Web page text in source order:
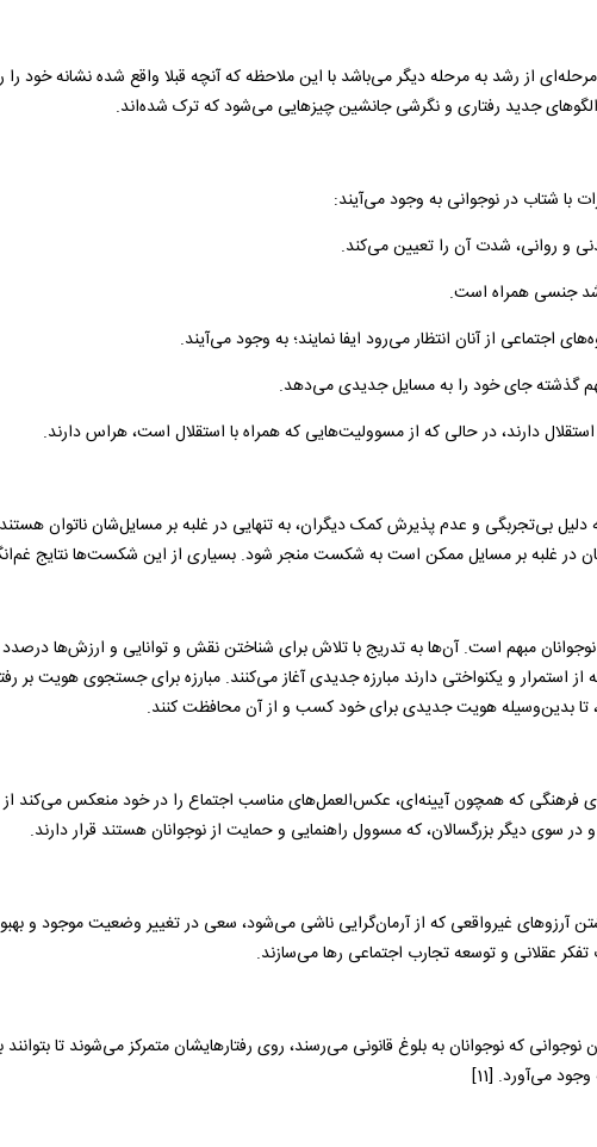
مرحله‌ای از رشد به مرحله دیگر می‌باشد با این ملاحظه که آنچه قبلا واقع شده نشانه خود
جدید رفتاری و نگرشی جانشین چیزهایی می‌شود که ترک شده‌اند.
و روانی، شدت آن را تعیین می‌کند.
جنسی همراه است.
اجتماعی از آنان انتظار می‌رود ایفا نمایند؛ به وجود می‌آیند.
گذشته جای خود را به مسایل جدیدی می‌دهد.
دارند، در حالی که از مسوولیت‌هایی که همراه با استقلال است، هراس دارند.
به دلیل بی‌تجربگی و عدم پذیرش کمک دیگران، به تنهایی در غلبه بر مسایل‌شان ناتوان
در غلبه بر مسایل ممکن است به شکست منجر شود. بسیاری از این شکست‌ها نتایج
نوجوانان مبهم است. آن‌ها به تدریج با تلاش برای شناختن نقش و توانایی و ارزش‌ها
و یکنواختی دارند مبارزه جدیدی آغاز می‌کنند. مبارزه برای جستجوی هویت بر
تا بدین‌وسیله هویت جدیدی برای خود کسب و از آن محافظت کنند.
فرهنگی که همچون آیینه‌ای، عکس‌العمل‌های مناسب اجتماع را در خود منعکس می‌کند
در سوی دیگر بزرگسالان، که مسوول راهنمایی و حمایت از نوجوانان هستند قرار دارند.
داشتن آرزوهای غیرواقعی که از آرمان‌گرایی ناشی می‌شود، سعی در تغییر وضعیت موجود و
عقلانی و توسعه تجارب اجتماعی رها می‌سازند.
نوجوانی که نوجوانان به بلوغ قانونی می‌رسند، روی رفتارهایشان متمرکز می‌شوند تا
می‌آورد. [11]